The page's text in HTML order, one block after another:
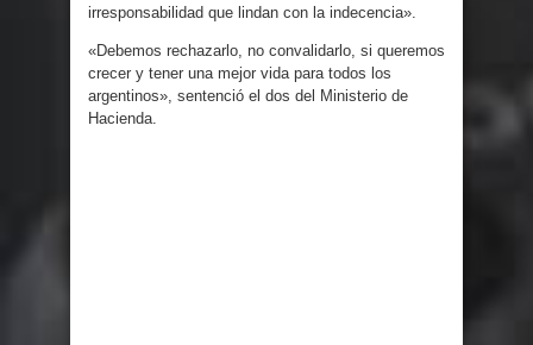
irresponsabilidad que lindan con la indecencia».
«Debemos rechazarlo, no convalidarlo, si queremos
crecer y tener una mejor vida para todos los
argentinos», sentenció el dos del Ministerio de
Hacienda.